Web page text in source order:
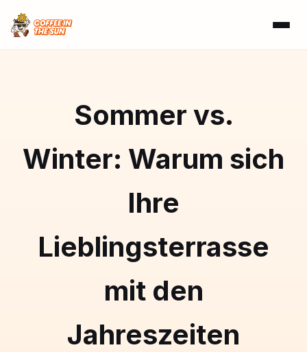
Sommer vs.
Winter: Warum sich
Ihre
Lieblingsterrasse
mit den
Jahreszeiten